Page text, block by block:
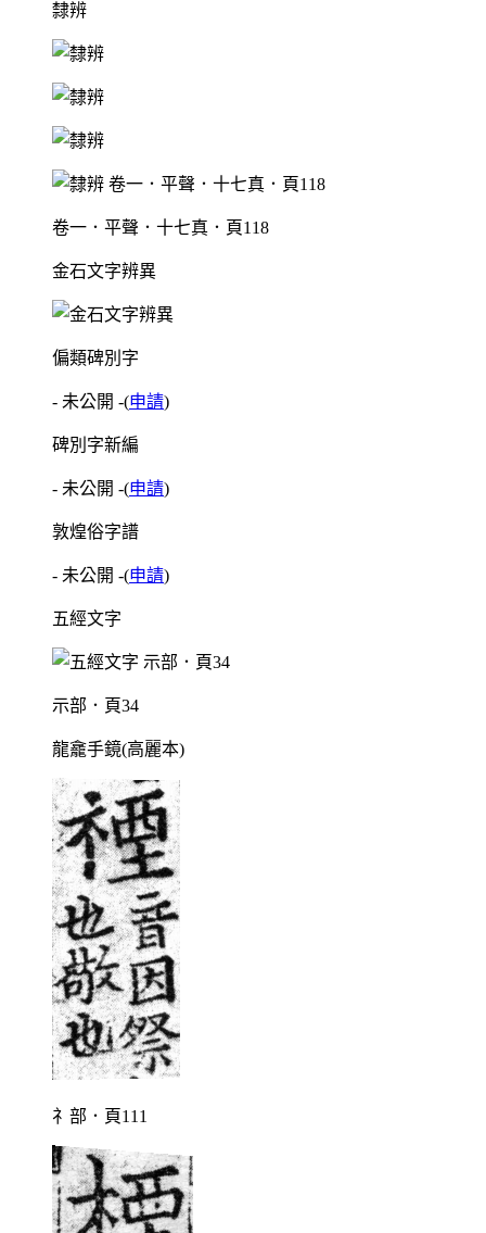
隸辨
卷一．平聲．十七真．頁118
金石文字辨異
偏類碑別字
- 未公開 -(申請)
碑別字新編
- 未公開 -(申請)
敦煌俗字譜
- 未公開 -(申請)
五經文字
示部．頁34
龍龕手鏡(高麗本)
礻部．頁111